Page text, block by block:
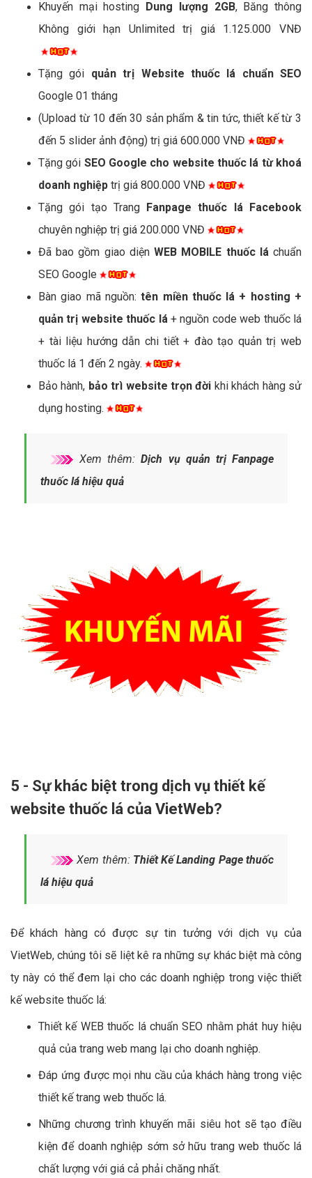
Khuyến mại hosting Dung lượng 2GB, Băng thông
Không giới hạn Unlimited trị giá 1.125.000 VNĐ
Tặng gói quản trị Website thuốc lá chuẩn SEO
Google 01 tháng
(Upload từ 10 đến 30 sản phẩm & tin tức, thiết kế từ 3
đến 5 slider ảnh động) trị giá 600.000 VNĐ
Tặng gói SEO Google cho website thuốc lá từ khoá
doanh nghiệp trị giá 800.000 VNĐ
Tặng gói tạo Trang Fanpage thuốc lá Facebook
chuyên nghiệp trị giá 200.000 VNĐ
Đã bao gồm giao diệnWEB MOBILE thuốc láchuẩn
SEO Google
Bàn giao mã nguồn:tên miền thuốc lá + hosting +
quản trị website thuốc lá+ nguồn code web thuốc lá
+ tài liệu hướng dẫn chi tiết + đào tạo quản trị web
thuốc lá 1 đến 2 ngày.
Bảo hành, bảo trì website trọn đời khi khách hàng sử
dụng hosting.
Xem thêm:Dịch vụ quản trị Fanpage
thuốc lá hiệu quả
5 - Sự khác biệt trong dịch vụ thiết kế
website thuốc lá của VietWeb?
Xem thêm: Thiết Kế Landing Page thuốc
lá hiệu quả
Để khách hàng có được sự tin tưởng với dịch vụ của
VietWeb, chúng tôi sẽ liệt kê ra những sự khác biệt mà công
ty này có thể đem lại cho các doanh nghiệp trong việc thiết
kế website thuốc lá:
Thiết kế WEB thuốc lá chuẩn SEO nhằm phát huy hiệu
quả của trang web mang lại cho doanh nghiệp.
Đáp ứng được mọi nhu cầu của khách hàng trong việc
thiết kế trang web thuốc lá.
Những chương trình khuyến mãi siêu hot sẽ tạo điều
kiện để doanh nghiệp sớm sở hữu trang web thuốc lá
chất lượng với giá cả phải chăng nhất.